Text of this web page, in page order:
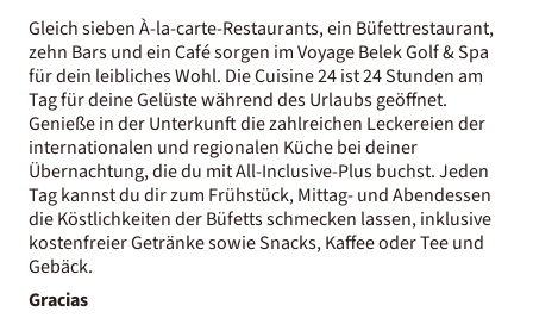
Gleich sieben À-la-carte-Restaurants, ein Büfettrestaurant,
zehn Bars und ein Café sorgen im Voyage Belek Golf & Spa
für dein leibliches Wohl. Die Cuisine 24 ist 24 Stunden am
Tag für deine Gelüste während des Urlaubs geöffnet.
Genieße in der Unterkunft die zahlreichen Leckereien der
internationalen und regionalen Küche bei deiner
Übernachtung, die du mit All-Inclusive-Plus buchst. Jeden
Tag kannst du dir zum Frühstück, Mittag- und Abendessen
die Köstlichkeiten der Büfetts schmecken lassen, inklusive
kostenfreier Getränke sowie Snacks, Kaffee oder Tee und
Gebäck.
Gracias